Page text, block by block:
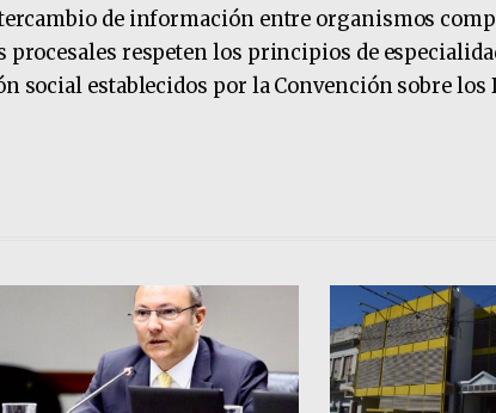
de información entre organismos
procesales respeten los principios de
social establecidos por la Convención sobre los